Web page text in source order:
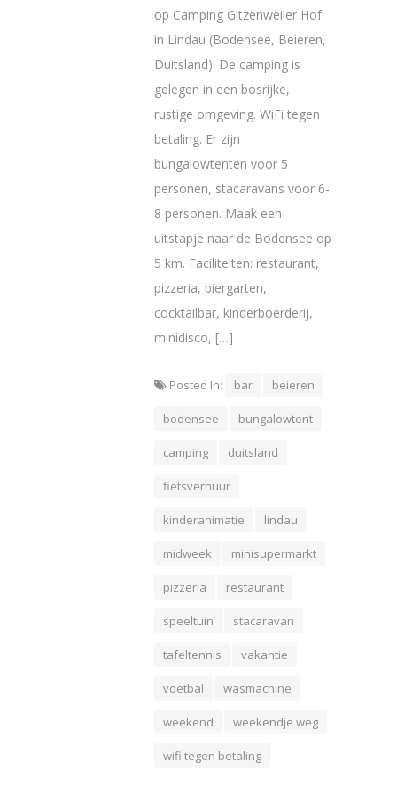
op Camping Gitzenweiler Hof
in Lindau (Bodensee, Beieren,
Duitsland). De camping is
gelegen in een bosrijke,
rustige omgeving. WiFi tegen
betaling. Er zijn
bungalowtenten voor 5
personen, stacaravans voor 6-
8 personen. Maak een
uitstapje naar de Bodensee op
5 km. Faciliteiten: restaurant,
pizzeria, biergarten,
cocktailbar, kinderboerderij,
minidisco, […]
Posted In: bar beieren
bodensee bungalowtent
camping duitsland
fietsverhuur
kinderanimatie lindau
midweek minisupermarkt
pizzeria restaurant
speeltuin stacaravan
tafeltennis vakantie
voetbal wasmachine
weekend weekendje weg
wifi tegen betaling